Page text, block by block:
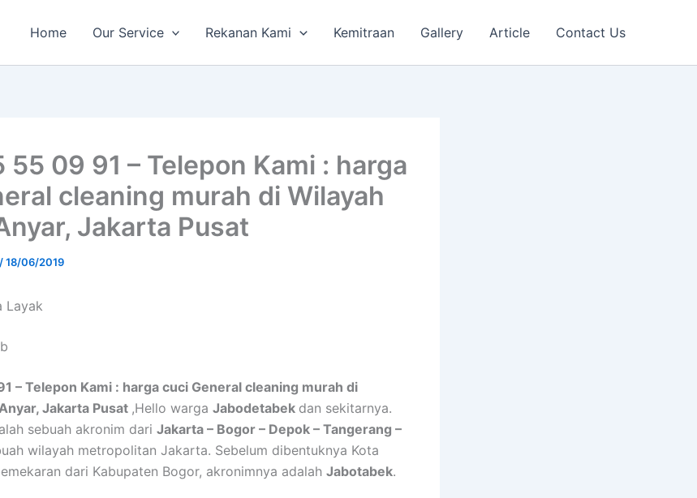
Home Our Service Rekanan Kami Kemitraan Gallery Article Contact Us
55 09 91 – Telepon Kami : harga
cleaning murah di Wilayah
Jakarta Pusat
/18/06/2019
Layak
– Telepon Kami : harga cuci General cleaning murah di
Jakarta Pusat ,Hello warga Jabodetabek dan sekitarnya.
sebuah akronim dari Jakarta – Bogor – Depok – Tangerang –
wilayah metropolitan Jakarta. Sebelum dibentuknya Kota
dari Kabupaten Bogor, akronimnya adalah Jabotabek.